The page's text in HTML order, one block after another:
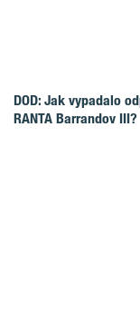
DOD: Jak vypadalo
RANTA Barrandov III?